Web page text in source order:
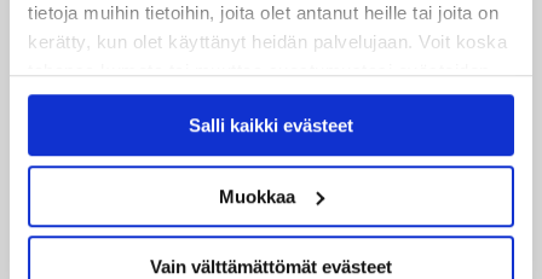
tietoja muihin tietoihin, joita olet antanut heille tai joita on
kerätty, kun olet käyttänyt heidän palvelujaan. Voit koska
tahansa kumota tai muuttaa suostumustasi evästeiden
käytöstäEvästeet-sivultamme.
Salli kaikki evästeet
Muokkaa
Vain välttämättömät evästeet